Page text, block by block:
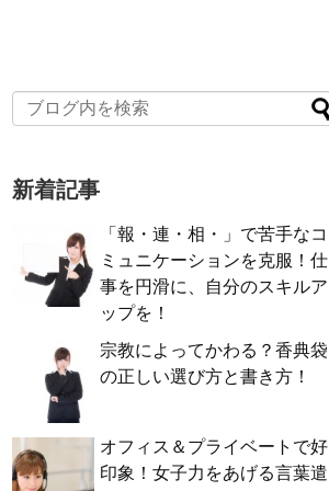
新着記事
「報・連・相・」で苦手なコ
ミュニケーションを克服！仕
事を円滑に、自分のスキルア
ップを！
宗教によってかわる？香典袋
の正しい選び方と書き方！
オフィス＆プライベートで好
印象！女子力をあげる言葉遣